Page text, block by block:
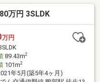
位置しており、開放感の
歩約1分、小学校まで約
。広いお庭スペースを活用
みいただけます。空家の
ぜひ現地でこの広さと住
おりますので、手直しは
万円 3SLDK
万円
89.43m2
101m2
年5月(築5年4ヶ月)